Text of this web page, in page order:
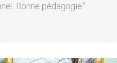
Bonne pédagogie."